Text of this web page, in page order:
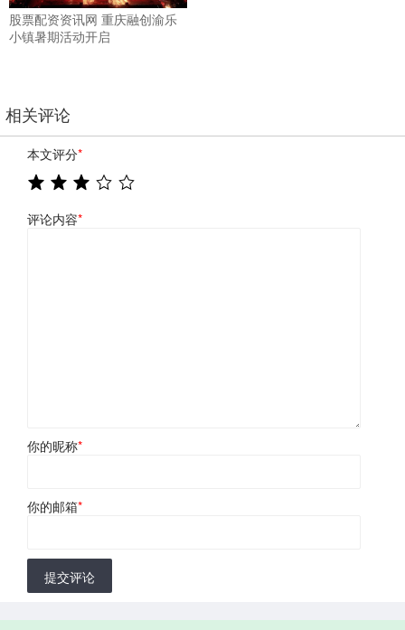
股票配资资讯网 重庆融创渝乐
小镇暑期活动开启
相关评论
本文评分*
评论内容*
你的昵称*
你的邮箱*
提交评论